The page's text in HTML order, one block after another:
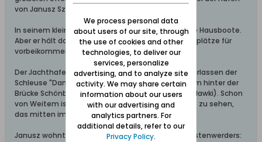
von Janusz Szwedowski empfohlen.
In seinem kleinen Hafen liegen einige zu mietende Hausboote.
Aber er hält darüber hinaus auch noch einige Liegeplätze für
vorbeikommende Bootsfahrer bereit.
Der Jachthafen ist leicht zu finden: 3,3 km nach Verlassen der
Schleuse "Danziger Haupt" (Gdańska Głowa), 700m hinter der
Brücke Schönbaum-Fürstenwerder (Drewnica - Żuławki). Schon
von Weitem ist sein markantes weißes Hausschiff zu sehen,
das mitten im Hafen liegt.
Janusz wohnt unter einer der ersten Adressen Fürstenwerders:
We process personal data
about users of our site, through
the use of cookies and other
technologies, to deliver our
services, personalize
advertising, and to analyze site
activity. We may share certain
information about our users
with our advertising and
analytics partners. For
additional details, refer to our
Privacy Policy.